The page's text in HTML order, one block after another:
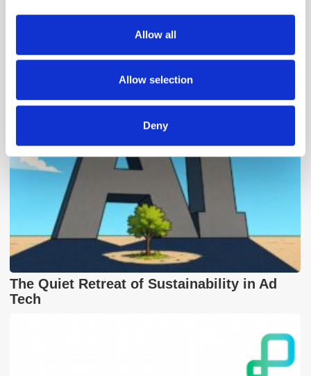
our social media, advertising and analytics partners who
may combine it with other information that you’ve
provided to them or that they’ve collected from your use
Allow all
Allow selection
Deny
Popular Posts
The Quiet Retreat of Sustainability in Ad
Tech